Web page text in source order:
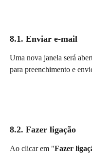
8.1. Enviar e-mail
Uma nova janela será
para preenchimento e
8.2. Fazer ligação
Ao clicar em "Fazer